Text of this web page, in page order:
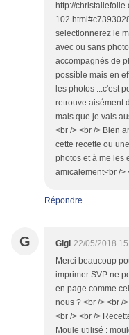
http://
selectionnerez le
avec ou sans
accompagnés de
possible mais en
les photos ...c'est
retrouve aisément
mais que je vais
<br /> <br /> Bien
cette recette ou
photos et à me les
amicalement<br />
Répondre
G Gigi 22/05/2018
Merci beaucoup
imprimer SVP ne
en page comme
nous ? <br /> <br /
<br /> <br />
Moule utilisé :